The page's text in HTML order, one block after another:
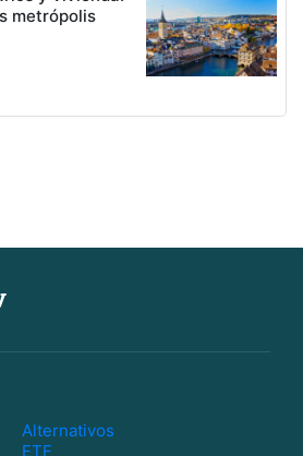
metrópolis
Alternativos
ETF